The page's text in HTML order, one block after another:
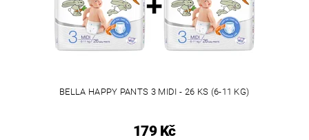
BELLA HAPPY PANTS 3 MIDI - 26 KS (6-11 KG)
179 Kč